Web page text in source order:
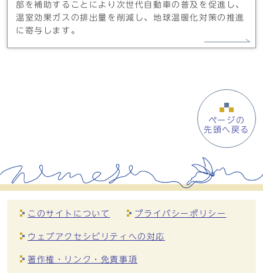
部を補助することにより次世代自動車の普及を促進し、
温室効果ガスの排出量を削減し、地球温暖化対策の推進
に寄与します。
ページの
先頭へ戻る
このサイトについて プライバシーポリシー
ウェブアクセシビリティへの対応
著作権・リンク・免責事項